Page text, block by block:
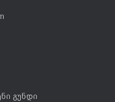
გუნდი